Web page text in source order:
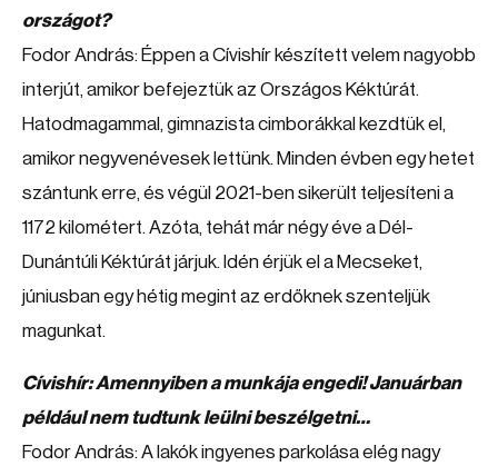
országot?
Fodor András: Éppen a Cívishír készített velem nagyobb
interjút, amikor befejeztük az Országos Kéktúrát.
Hatodmagammal, gimnazista cimborákkal kezdtük el,
amikor negyvenévesek lettünk. Minden évben egy hetet
szántunk erre, és végül 2021-ben sikerült teljesíteni a
1172 kilométert. Azóta, tehát már négy éve a Dél-
Dunántúli Kéktúrát járjuk. Idén érjük el a Mecseket,
júniusban egy hétig megint az erdőknek szenteljük
magunkat.
Cívishír: Amennyiben a munkája engedi! Januárban
például nem tudtunk leülni beszélgetni…
Fodor András: A lakók ingyenes parkolása elég nagy